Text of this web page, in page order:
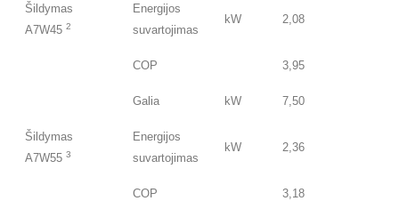
Šildymas
A7W45 2
Energijos
suvartojimas
kW 2,08
COP 3,95
Šildymas
A7W55 3
Galia kW 7,50
Energijos
suvartojimas
kW 2,36
COP 3,18